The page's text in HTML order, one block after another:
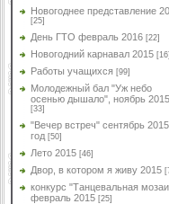
Новогоднее представление
[25]
День ГТО февраль 2016 [22]
Новогодний карнавал 2015 [16]
Работы учащихся [99]
Молодежный бал "Уж небо
осенью дышало", ноябрь 2015
[33]
"Вечер встреч" сентябрь 2015
год [50]
Лето 2015 [46]
Двор, в котором я живу 2015
конкурс "Танцевальная
февраль 2015 [25]